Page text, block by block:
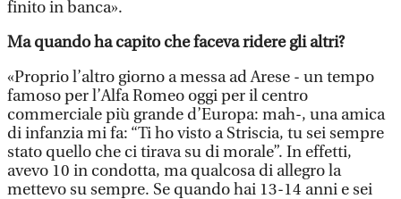
finito in banca».
Ma quando ha capito che faceva ridere gli altri?
«Proprio l’altro giorno a messa ad Arese - un tempo
famoso per l’Alfa Romeo oggi per il centro
commerciale più grande d’Europa: mah-, una amica
di infanzia mi fa: “Ti ho visto a Striscia, tu sei sempre
stato quello che ci tirava su di morale”. In effetti,
avevo 10 in condotta, ma qualcosa di allegro la
mettevo su sempre. Se quando hai 13-14 anni e sei